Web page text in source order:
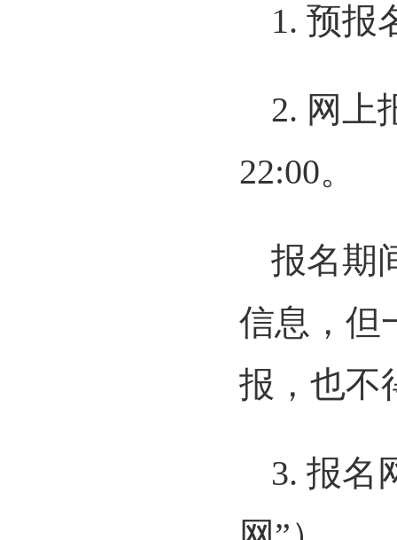
1. 预报
2. 网上
22:00。
报名期
信息，但
报，也不
3. 报名